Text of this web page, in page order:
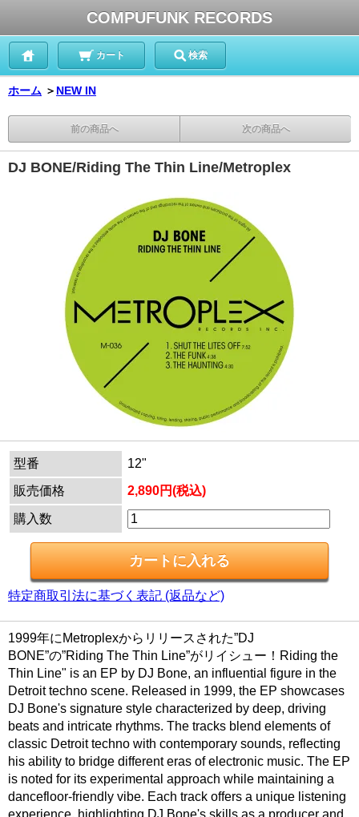
COMPUFUNK RECORDS
カート 検索
ホーム ＞ NEW IN
前の商品へ 次の商品へ
DJ BONE/Riding The Thin Line/Metroplex
型番
12"
販売価格
2,890円(税込)
購入数
特定商取引法に基づく表記 (返品など)
1999年にMetroplexからリリースされた”DJ
BONE”の”Riding The Thin Line”がリイシュー！Riding the
Thin Line" is an EP by DJ Bone, an influential figure in the
Detroit techno scene. Released in 1999, the EP showcases
DJ Bone's signature style characterized by deep, driving
beats and intricate rhythms. The tracks blend elements of
classic Detroit techno with contemporary sounds, reflecting
his ability to bridge different eras of electronic music. The EP
is noted for its experimental approach while maintaining a
dancefloor-friendly vibe. Each track offers a unique listening
experience, highlighting DJ Bone's skills as a producer and